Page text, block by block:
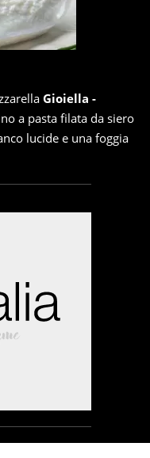
Gioiella -
a pasta filata da siero
lucide e una foggia